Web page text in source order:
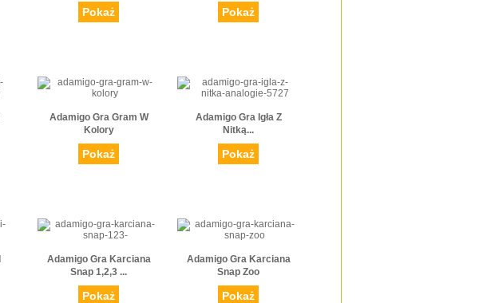
Pokaż Pokaż
Adamigo Gra Gram W
Kolory
Pokaż
Adamigo Gra Igła Z
Nitką...
Pokaż
Adamigo Gra Karciana
Snap 1,2,3 ...
Pokaż
Adamigo Gra Karciana
Snap Zoo
Pokaż